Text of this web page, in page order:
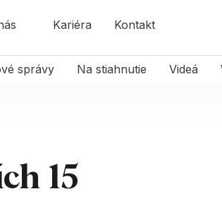
Kariéra Kontakt
správy Na stiahnutie Videá
15